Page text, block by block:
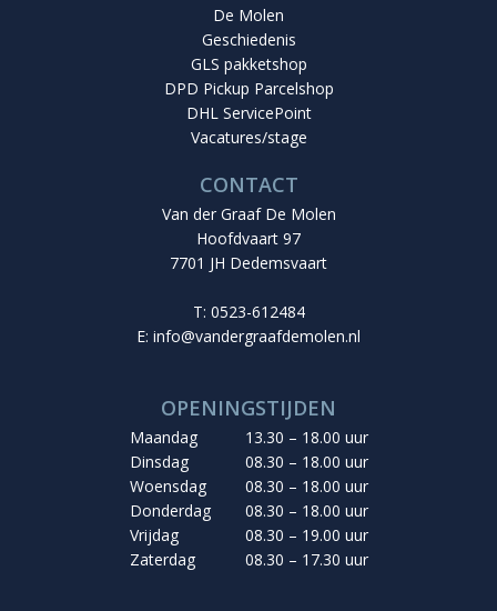
De Molen
Geschiedenis
GLS pakketshop
DPD Pickup Parcelshop
DHL ServicePoint
Vacatures/stage
CONTACT
Van der Graaf De Molen
Hoofdvaart 97
7701 JH Dedemsvaart
T: 0523-612484
E: info@vandergraafdemolen.nl
OPENINGSTIJDEN
Maandag
13.30 – 18.00 uur
Dinsdag
08.30 – 18.00 uur
Woensdag
08.30 – 18.00 uur
Donderdag
08.30 – 18.00 uur
Vrijdag
08.30 – 19.00 uur
Zaterdag
08.30 – 17.30 uur